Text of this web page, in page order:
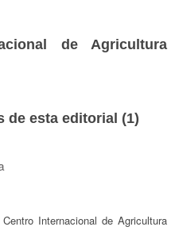
de Agricultura
de esta editorial (1)
Internacional de Agricultura